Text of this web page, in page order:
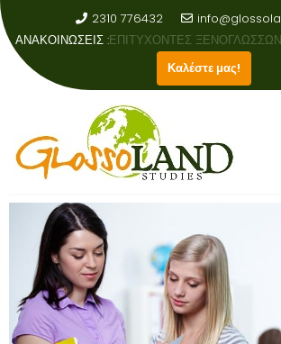
2310 776432
ΑΝΑΚΟΙΝΩΣΕΙΣ :
ΑΠΟΤΕΛΕΣΜΑΤΑ ΕΞΕΤΑΣΕΩΝ ΑΓΓΛΙΚΗΣ
Καλέστε μας!